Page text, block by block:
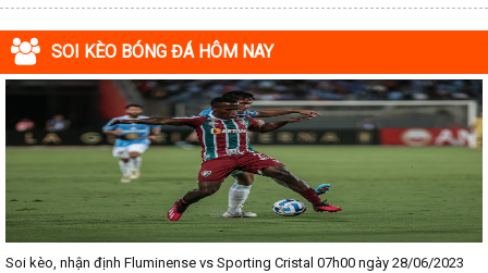
SOI KÈO BÓNG ĐÁ HÔM NAY
Soi kèo, nhận định Fluminense vs Sporting Cristal 07h00 ngày 28/06/2023